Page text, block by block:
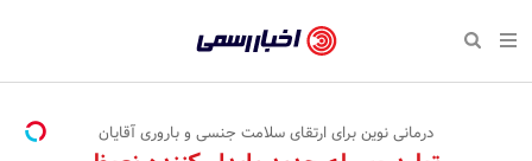
رسمی
-
بازگشت
صفحه نخست پایگاه خبری صفحه نخست اقتصادی
تجارت و بازار
صفحه نخست اجتماعی
علم و آموزش
صفحه نخست فرهنگی
رسانه‌ها
صفحه نخست ورزش
تازه‌های ورزش
صفحه نخست سبک زندگی
سلامت و زیبایی
صفحه نخست رویداد
حراج و تخفیف
درمانی نوین برای ارتقای سلامت جنسی و باروری آقایان